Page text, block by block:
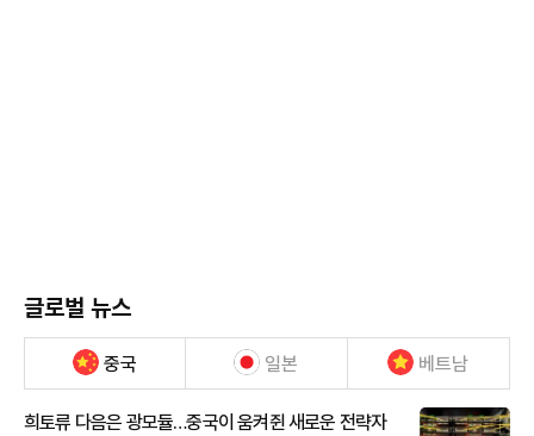
글로벌 뉴스
중국 일본 베트남
희토류 다음은 광모듈…중국이 움켜쥔 새로운 전략자